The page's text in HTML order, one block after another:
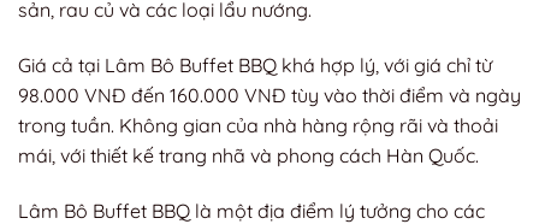
sản, rau củ và các loại lẩu nướng.
Giá cả tại Lâm Bô Buffet BBQ khá hợp lý, với giá chỉ từ
98.000 VNĐ đến 160.000 VNĐ tùy vào thời điểm và ngày
trong tuần. Không gian của nhà hàng rộng rãi và thoải
mái, với thiết kế trang nhã và phong cách Hàn Quốc.
Lâm Bô Buffet BBQ là một địa điểm lý tưởng cho các